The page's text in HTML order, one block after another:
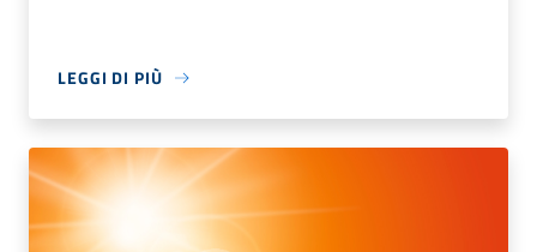
LEGGI DI PIÙ